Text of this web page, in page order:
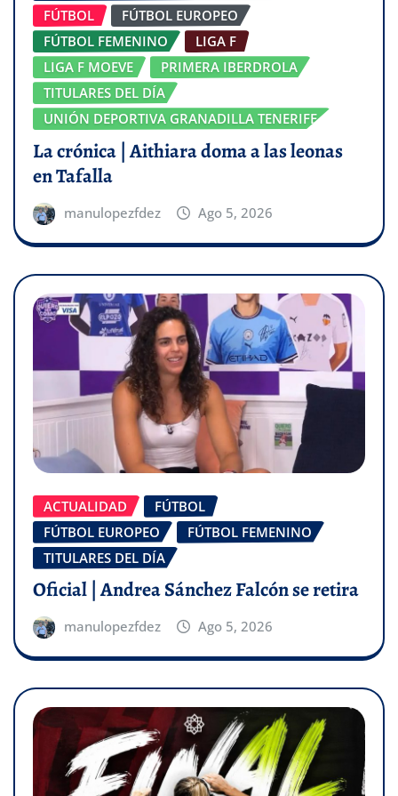
FÚTBOL
FÚTBOL EUROPEO
FÚTBOL FEMENINO
LIGA F
LIGA F MOEVE
PRIMERA IBERDROLA
TITULARES DEL DÍA
UNIÓN DEPORTIVA GRANADILLA TENERIFE
La crónica | Aithiara doma a las leonas
en Tafalla
manulopezfdez Ago 5, 2026
ACTUALIDAD
FÚTBOL
FÚTBOL EUROPEO
FÚTBOL FEMENINO
TITULARES DEL DÍA
Oficial | Andrea Sánchez Falcón se retira
manulopezfdez Ago 5, 2026